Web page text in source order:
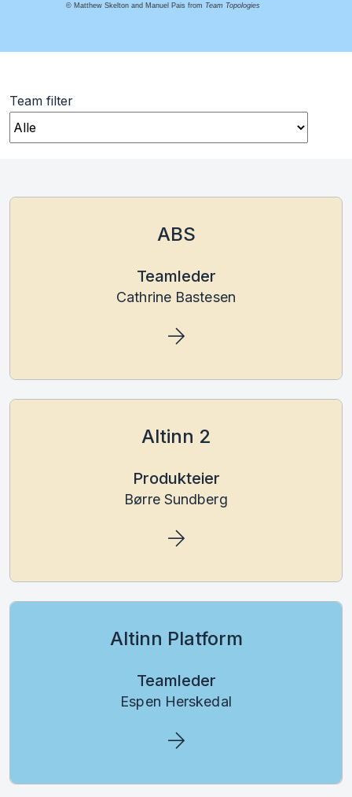
Team filter
ABS
Teamleder
Cathrine Bastesen
Altinn 2
Produkteier
Børre Sundberg
Altinn Platform
Teamleder
Espen Herskedal